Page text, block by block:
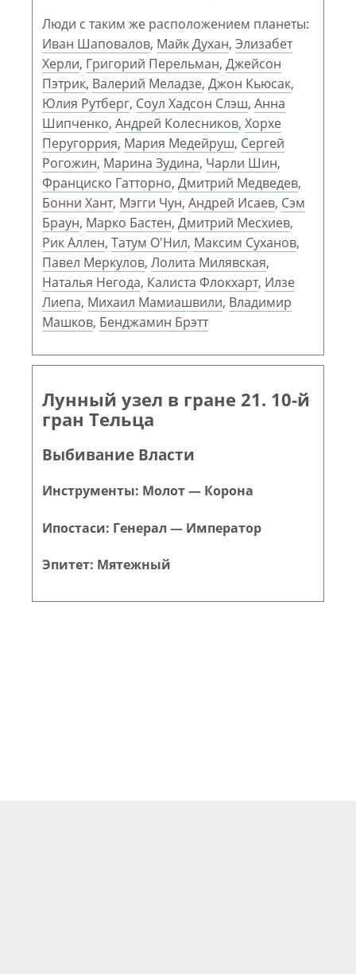
Люди с таким же расположением планеты:
Иван Шаповалов, Майк Духан, Элизабет
Херли, Григорий Перельман, Джейсон
Пэтрик, Валерий Меладзе, Джон Кьюсак,
Юлия Рутберг, Соул Хадсон Слэш, Анна
Шипченко, Андрей Колесников, Хорхе
Перугоррия, Мария Медейруш, Сергей
Рогожин, Марина Зудина, Чарли Шин,
Франциско Гатторно, Дмитрий Медведев,
Бонни Хант, Мэгги Чун, Андрей Исаев, Сэм
Браун, Марко Бастен, Дмитрий Месхиев,
Рик Аллен, Татум О'Нил, Максим Суханов,
Павел Меркулов, Лолита Милявская,
Наталья Негода, Калиста Флокхарт, Илзе
Лиепа, Михаил Мамиашвили, Владимир
Машков, Бенджамин Брэтт
Лунный узел в гране 21. 10-й
гран Тельца
Выбивание Власти
Инструменты: Молот — Корона
Ипостаси: Генерал — Император
Эпитет: Мятежный